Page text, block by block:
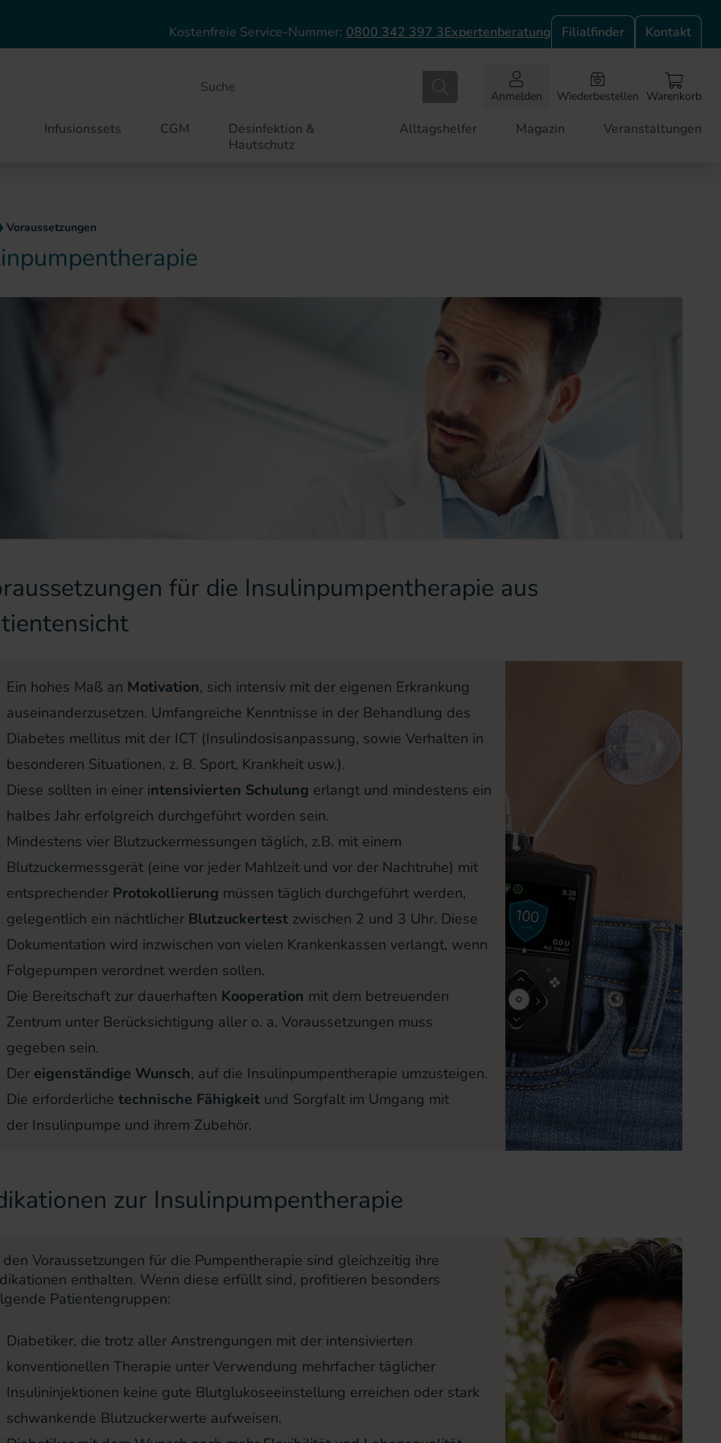
Kostenfreie Service-Nummer: 0800 342 397 3Expertenberatung Filialfinder Kontakt
Suche
Anmelden Wiederbestellen Warenkorb
Infusionssets CGM
Desinfektion &
Hautschutz
Alltagshelfer Magazin Veranstaltungen
Voraussetzungen
für die Insulinpumpentherapie aus
Ein hohes Maß an Motivation, sich intensiv mit der eigenen Erkrankung
auseinanderzusetzen. Umfangreiche Kenntnisse in der Behandlung des
Diabetes mellitus mit der ICT (Insulindosisanpassung, sowie Verhalten in
besonderen Situationen, z. B. Sport, Krankheit usw.).
Diese sollten in einer intensivierten Schulung erlangt und mindestens ein
halbes Jahr erfolgreich durchgeführt worden sein.
Mindestens vier Blutzuckermessungen täglich, z.B. mit einem
Blutzuckermessgerät (eine vor jeder Mahlzeit und vor der Nachtruhe) mit
entsprechender Protokollierung müssen täglich durchgeführt werden,
gelegentlich ein nächtlicher Blutzuckertest zwischen 2 und 3 Uhr. Diese
Dokumentation wird inzwischen von vielen Krankenkassen verlangt, wenn
Folgepumpen verordnet werden sollen.
Die Bereitschaft zur dauerhaften Kooperation mit dem betreuenden
Zentrum unter Berücksichtigung aller o. a. Voraussetzungen muss
gegeben sein.
Der eigenständige Wunsch, auf die Insulinpumpentherapie umzusteigen.
Die erforderliche technische Fähigkeit und Sorgfalt im Umgang mit
der Insulinpumpe und ihrem Zubehör.
zur Insulinpumpentherapie
Voraussetzungen für die Pumpentherapie sind gleichzeitig ihre
enthalten. Wenn diese erfüllt sind, profitieren besonders
Patientengruppen:
Diabetiker, die trotz aller Anstrengungen mit der intensivierten
konventionellen Therapie unter Verwendung mehrfacher täglicher
Insulininjektionen keine gute Blutglukoseeinstellung erreichen oder stark
schwankende Blutzuckerwerte aufweisen.